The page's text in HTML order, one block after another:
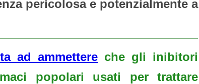
pericolosa e potenzialmente a
ad ammettere che gli inibitori
popolari usati per trattare